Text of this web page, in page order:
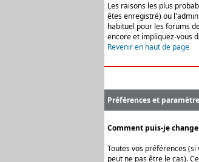
Les raisons les plus
êtes enregistré) ou
habituel pour les forums
encore et impliquez-vous
Revenir en haut de page
Préférences et
Comment puis-je
Toutes vos préférences
peut ne pas être le cas).